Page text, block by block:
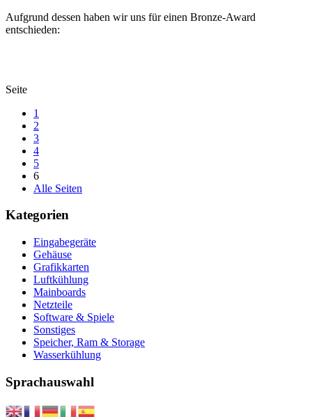
Aufgrund dessen haben wir uns für einen Bronze-Award
entschieden:
Seite
1
2
3
4
5
6
Alle Seiten
Kategorien
Eingabegeräte
Gehäuse
Grafikkarten
Luftkühlung
Mainboards
Netzteile
Software & Spiele
Sonstiges
Speicher, Ram & Storage
Wasserkühlung
Sprachauswahl